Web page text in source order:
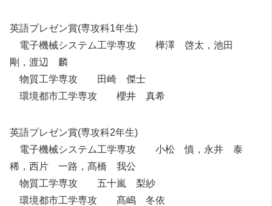
英語プレゼン賞(専攻科1年生)
電子機械システム工学専攻 樺澤 啓太，池田
剛，渡辺 麟
物質工学専攻 田崎 傑士
環境都市工学専攻 櫻井 真希
英語プレゼン賞(専攻科2年生)
電子機械システム工学専攻 小松 慎，永井 泰
稀，西片 一路，髙橋 我公
物質工学専攻 五十嵐 梨紗
環境都市工学専攻 髙嶋 冬依